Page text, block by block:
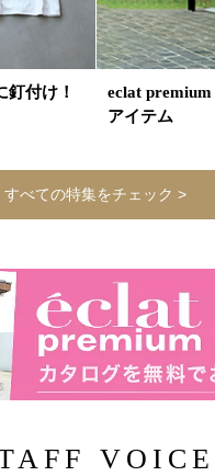
釘付け！
eclat
アイテム
すべての特集をチェック >
VOICE